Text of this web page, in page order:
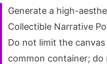
Generate a high-
Collectible Narrative
Do not limit the
common container;